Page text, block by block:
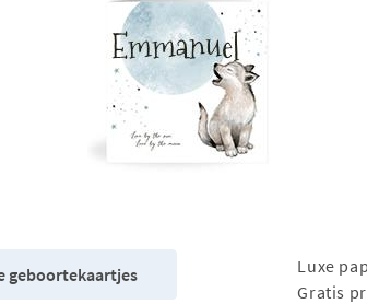
geboortekaartjes
Luxe
Gratis